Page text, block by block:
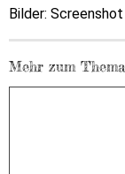
Bilder:
Mehr zum